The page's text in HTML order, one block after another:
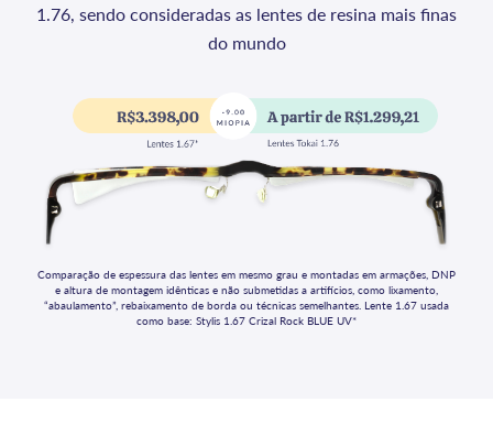
1.76, sendo consideradas as lentes de resina mais finas
do mundo
Comparação de espessura das lentes em mesmo grau e montadas em armações, DNP
e altura de montagem idênticas e não submetidas a artifícios, como lixamento,
“abaulamento”, rebaixamento de borda ou técnicas semelhantes. Lente 1.67 usada
como base: Stylis 1.67 Crizal Rock BLUE UV*